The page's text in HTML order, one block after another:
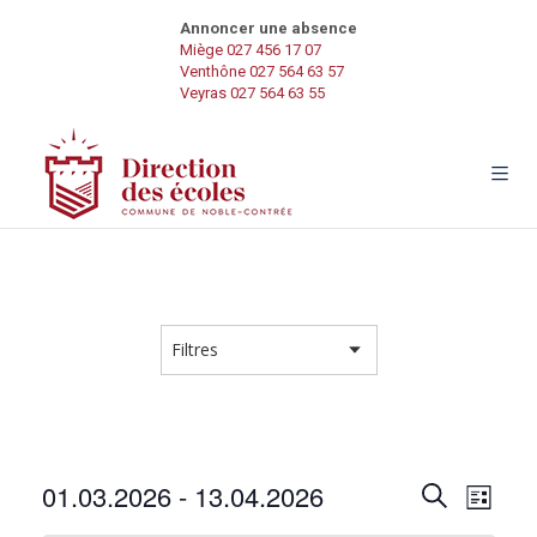
Annoncer une absence
Miège 027 456 17 07
Venthône 027 564 63 57
Veyras 027 564 63 55
R
R
N
a
L
01.03.2026 - 13.04.2026